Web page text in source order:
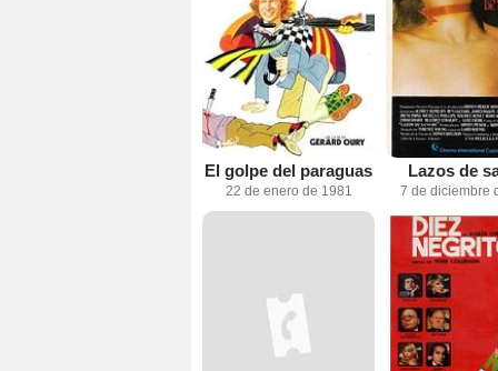
El golpe del paraguas
22 de enero de 1981
Lazos de
7 de diciembre